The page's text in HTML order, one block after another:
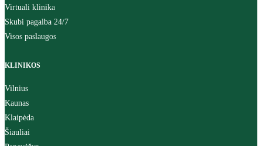
Virtuali klinika
Skubi pagalba 24/7
Visos paslaugos
KLINIKOS
Vilnius
Kaunas
Klaipėda
Šiauliai